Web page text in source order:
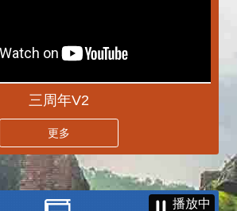
三周年V2
更多
播放中